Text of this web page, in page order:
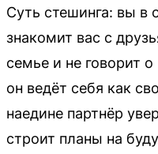
Суть стешинга: вы в
знакомит вас с
семье и не говорит
он ведёт себя как
наедине партнёр
строит планы на